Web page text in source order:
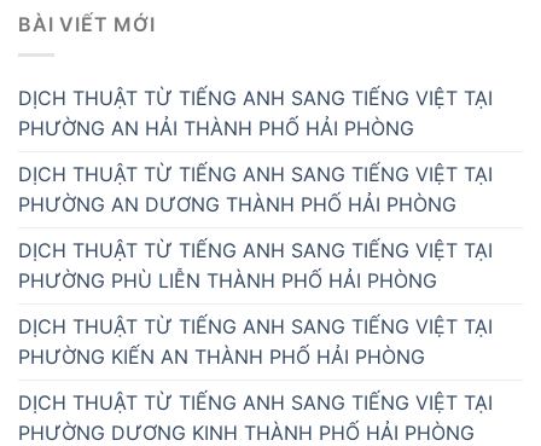
BÀI VIẾT MỚI
DỊCH THUẬT TỪ TIẾNG ANH SANG TIẾNG VIỆT TẠI
PHƯỜNG AN HẢI THÀNH PHỐ HẢI PHÒNG
DỊCH THUẬT TỪ TIẾNG ANH SANG TIẾNG VIỆT TẠI
PHƯỜNG AN DƯƠNG THÀNH PHỐ HẢI PHÒNG
DỊCH THUẬT TỪ TIẾNG ANH SANG TIẾNG VIỆT TẠI
PHƯỜNG PHÙ LIỄN THÀNH PHỐ HẢI PHÒNG
DỊCH THUẬT TỪ TIẾNG ANH SANG TIẾNG VIỆT TẠI
PHƯỜNG KIẾN AN THÀNH PHỐ HẢI PHÒNG
DỊCH THUẬT TỪ TIẾNG ANH SANG TIẾNG VIỆT TẠI
PHƯỜNG DƯƠNG KINH THÀNH PHỐ HẢI PHÒNG